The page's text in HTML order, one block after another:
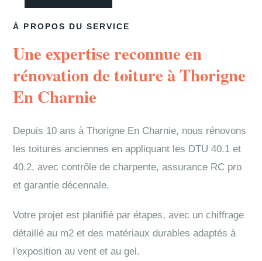
À PROPOS DU SERVICE
Une expertise reconnue en
rénovation de toiture à Thorigne
En Charnie
Depuis 10 ans à Thorigne En Charnie, nous rénovons
les toitures anciennes en appliquant les DTU 40.1 et
40.2, avec contrôle de charpente, assurance RC pro
et garantie décennale.
Votre projet est planifié par étapes, avec un chiffrage
détaillé au m2 et des matériaux durables adaptés à
l'exposition au vent et au gel.